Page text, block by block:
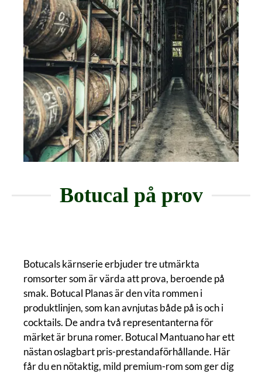
Botucal på prov
Botucals kärnserie erbjuder tre utmärkta
romsorter som är värda att prova, beroende på
smak. Botucal Planas är den vita rommen i
produktlinjen, som kan avnjutas både på is och i
cocktails. De andra två representanterna för
märket är bruna romer. Botucal Mantuano har ett
nästan oslagbart pris-prestandaförhållande. Här
får du en nötaktig, mild premium-rom som ger dig